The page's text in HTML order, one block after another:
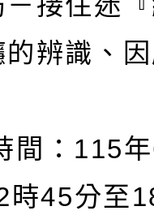
辨識、
：115
時45分至